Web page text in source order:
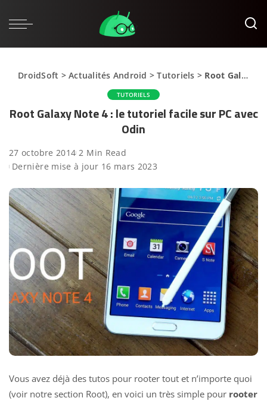
DroidSoft >Actualités Android >Tutoriels > Root Galaxy Note 4 : le tutoriel facile sur PC avec Odin
TUTORIELS
Root Galaxy Note 4 : le tutoriel facile sur PC avec
Odin
27 octobre 2014 2 Min Read
Dernière mise à jour 16 mars 2023
Vous avez déjà des tutos pour rooter tout et n’importe quoi
(voir notre section Root), en voici un très simple pour rooter